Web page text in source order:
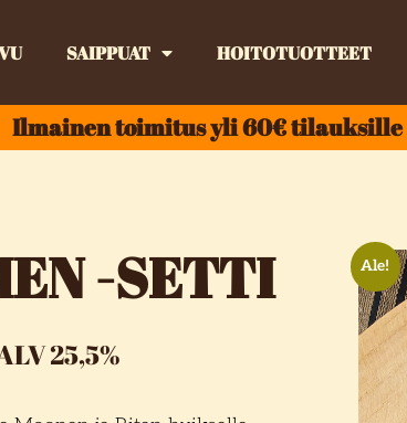
SAIPPUAT HOITOTUOTTEET
Ilmainen toimitus yli 60€ tilauksille
-SETTI
25,5%
Ale!